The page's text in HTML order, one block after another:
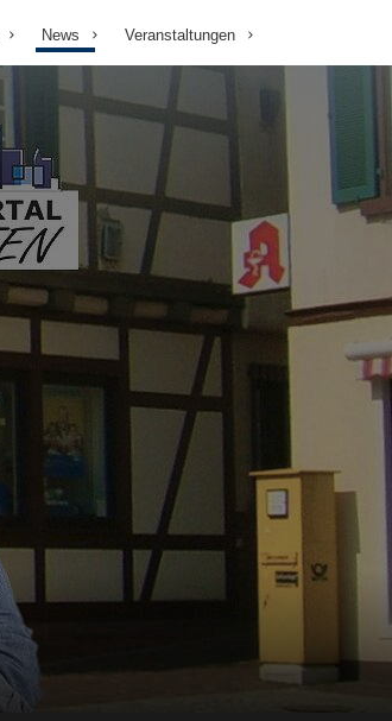
News Veranstaltungen